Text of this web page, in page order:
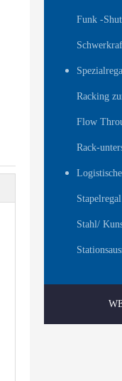
Funk -
Racking
Flow
Rack-
Stapelregal
Stahl/